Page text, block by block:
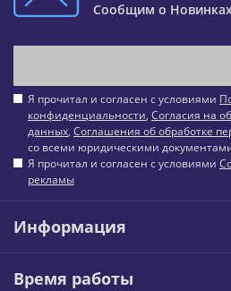
Сообщим о
Я прочитал и согласен с условиями
конфиденциальности, Согласия на
данных, Соглашения об обработке
со всеми юридическими
Я прочитал и согласен с условиями
рекламы
Информация
Время работы